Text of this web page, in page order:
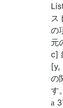
ス
の
元
c]
[y,
の
す。